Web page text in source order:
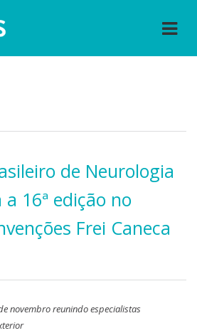
de Neurologia
16ª edição no
Frei Caneca
novembro reunindo especialistas